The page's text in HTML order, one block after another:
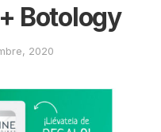
Botology
2020